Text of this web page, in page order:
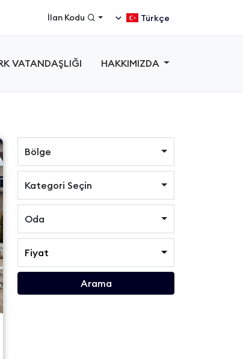
İlan Kodu Türkçe
VATANDAŞLIĞI HAKKIMIZDA
Bölge
Kategori Seçin
Oda
Fiyat
Arama